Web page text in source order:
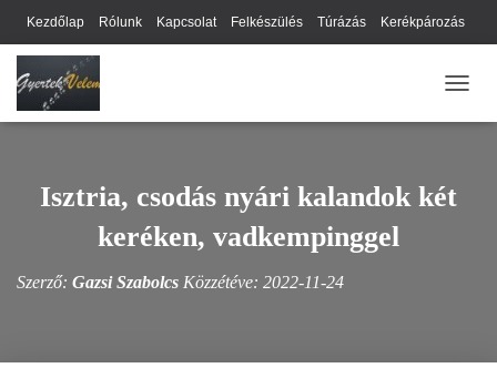
Kezdőlap Rólunk Kapcsolat Felkészülés Túrázás Kerékpározás
Webhely térkép
Isztria, csodás nyári kalandok két
keréken, vadkempinggel
Szerző: Gazsi Szabolcs Közzétéve: 2022-11-24